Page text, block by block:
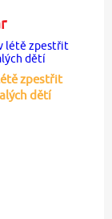
zpestřit
dětí